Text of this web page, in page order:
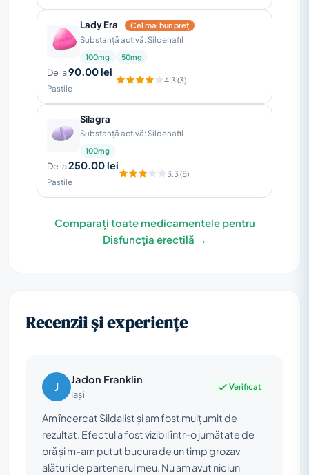
Lady Era Cel mai bun preț
Substanță activă: Sildenafil
100mg 50mg
De la90.00 lei
Pastile
4.3 (3)
Silagra
Substanță activă: Sildenafil
100mg
De la250.00 lei
Pastile
3.3 (5)
Comparați toate medicamentele pentru
Disfuncția erectilă →
Recenzii și experiențe
J Jadon Franklin
Iași
Verificat
Am încercat Sildalist și am fost mulțumit de
rezultat. Efectul a fost vizibil într-o jumătate de
oră și m-am putut bucura de un timp grozav
alături de partenerul meu. Nu am avut niciun